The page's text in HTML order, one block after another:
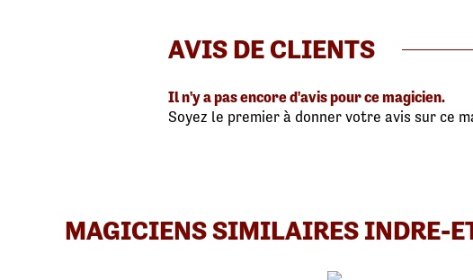
AVIS DE CLIENTS
Il n'y a pas encore d'avis pour ce magicien.
Soyez le premier à donner votre avis sur ce
MAGICIENS SIMILAIRES INDRE-